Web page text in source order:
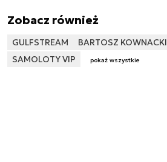
Zobacz również
GULFSTREAM BARTOSZ KOWNACKI
SAMOLOTY VIP
pokaż wszystkie